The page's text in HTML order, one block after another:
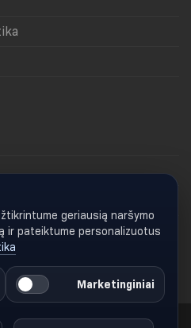
geriausią naršymo
ir pateiktume personalizuotus
Marketinginiai